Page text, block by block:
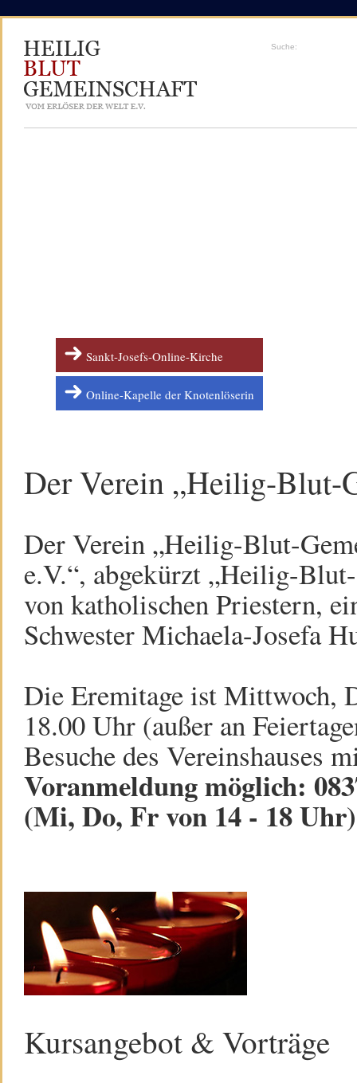
Suche:
Sankt-Josefs-Online-Kirche
Online-Kapelle der Knotenlöserin
Der Verein „Heilig-Blut-
Der Verein „Heilig-Blut-
e.V.“, abgekürzt „Heilig-
von katholischen Priestern,
Schwester Michaela-Josefa
Die Eremitage ist Mittwoch,
18.00 Uhr (außer an
Besuche des Vereinshauses
Voranmeldung möglich:
(Mi, Do, Fr von 14 - 18 Uhr)
Kursangebot & Vorträge